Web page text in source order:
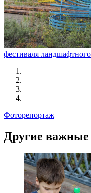
фестиваля
Фоторепортаж
Другие